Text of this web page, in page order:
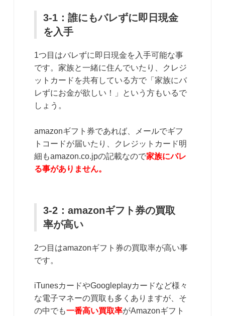
3-1：誰にもバレずに即日現金
を入手
1つ目はバレずに即日現金を入手可能な事
です。家族と一緒に住んでいたり、クレジ
ットカードを共有している方で「家族にバ
レずにお金が欲しい！」という方もいるで
しょう。
amazonギフト券であれば、メールでギフ
トコードが届いたり、クレジットカード明
細もamazon.co.jpの記載なので家族にバレ
る事がありません。
3-2：amazonギフト券の買取
率が高い
2つ目はamazonギフト券の買取率が高い事
です。
iTunesカードやGoogleplayカードなど様々
な電子マネーの買取も多くありますが、そ
の中でも一番高い買取率がAmazonギフト